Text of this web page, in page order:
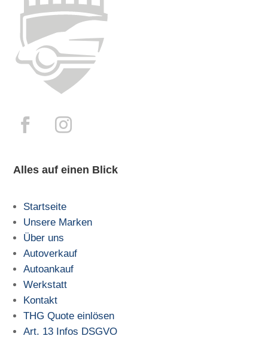
Alles auf einen Blick
Startseite
Unsere Marken
Über uns
Autoverkauf
Autoankauf
Werkstatt
Kontakt
THG Quote einlösen
Art. 13 Infos DSGVO